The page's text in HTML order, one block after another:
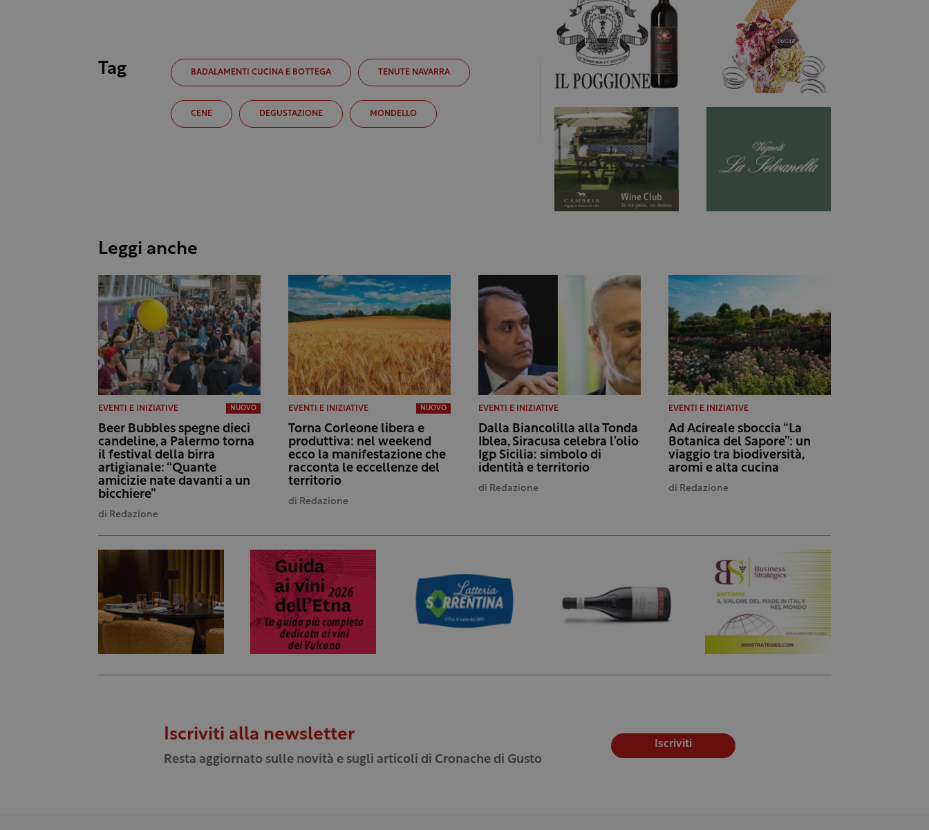
Tag BADALAMENTI CUCINA E BOTTEGA TENUTE NAVARRA
CENE DEGUSTAZIONE MONDELLO
Leggi anche
EVENTI E INIZIATIVE NUOVO
Beer Bubbles spegne dieci
candeline, a Palermo torna
il festival della birra
artigianale: “Quante
amicizie nate davanti a un
bicchiere”
di Redazione
EVENTI E INIZIATIVE NUOVO
Torna Corleone libera e
produttiva: nel weekend
ecco la manifestazione che
racconta le eccellenze del
territorio
di Redazione
EVENTI E INIZIATIVE
Dalla Biancolilla alla Tonda
Iblea, Siracusa celebra l’olio
Igp Sicilia: simbolo di
identità e territorio
di Redazione
EVENTI E INIZIATIVE
Ad Acireale sboccia “La
Botanica del Sapore”: un
viaggio tra biodiversità,
aromi e alta cucina
di Redazione
Iscriviti alla newsletter
Resta aggiornato sulle novità e sugli articoli di Cronache di Gusto
Iscriviti